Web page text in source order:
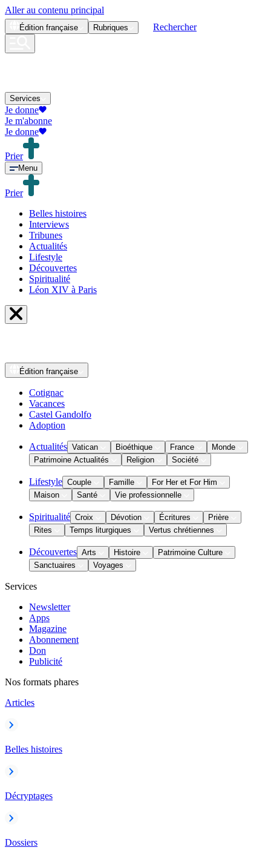
Aller au contenu principal
Édition française Rubriques Rechercher
Services
Je donne
Je m'abonne
Je donne
Prier
Menu
Prier
Belles histoires
Interviews
Tribunes
Actualités
Lifestyle
Découvertes
Spiritualité
Léon XIV à Paris
Édition française
Cotignac
Vacances
Castel Gandolfo
Adoption
Actualités Vatican Bioéthique France
Monde
Patrimoine Actualités
Religion Société
Lifestyle Couple Famille
For Her et For Him
Maison
Santé Vie professionnelle
Spiritualité Croix Dévotion Écritures
Prière
Rites
Temps liturgiques Vertus chrétiennes
Découvertes Arts Histoire
Patrimoine Culture
Sanctuaires
Voyages
Services
Newsletter
Apps
Magazine
Abonnement
Don
Publicité
Nos formats phares
Articles
Belles histoires
Décryptages
Dossiers